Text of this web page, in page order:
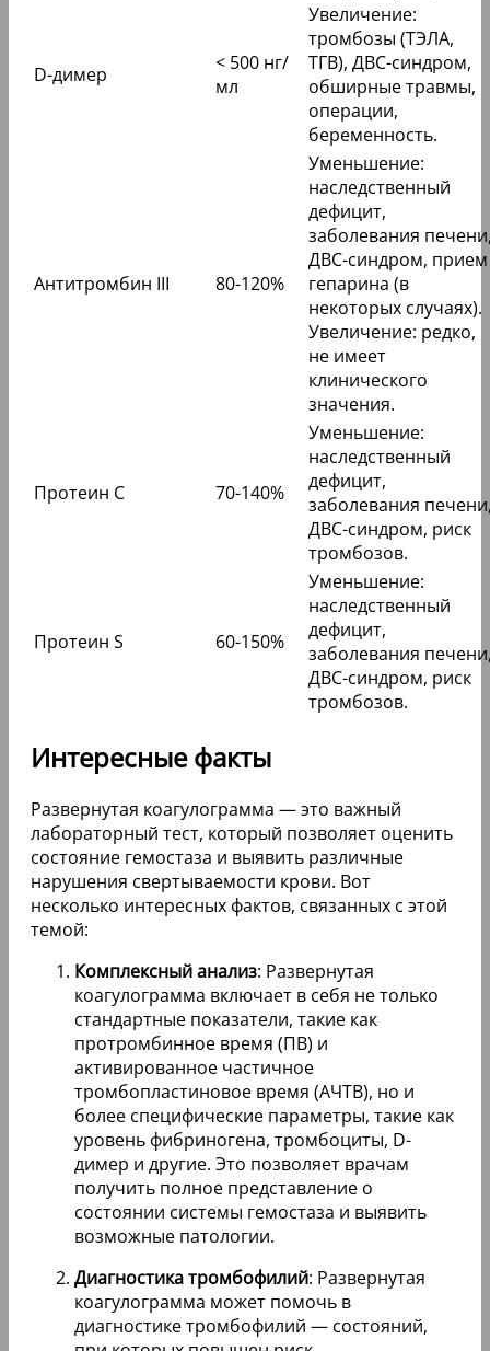
D-димер
< 500 нг/
мл
Увеличение:
тромбозы (ТЭЛА,
ТГВ), ДВС-синдром,
обширные травмы,
операции,
беременность.
Антитромбин III 80-120%
Уменьшение:
наследственный
дефицит,
заболевания
ДВС-синдром, прием
гепарина (в
некоторых случаях).
Увеличение: редко,
не имеет
клинического
значения.
Протеин С 70-140%
Уменьшение:
наследственный
дефицит,
заболевания
ДВС-синдром, риск
тромбозов.
Протеин S 60-150%
Уменьшение:
наследственный
дефицит,
заболевания
ДВС-синдром, риск
тромбозов.
Интересные факты
Развернутая коагулограмма — это важный
лабораторный тест, который позволяет оценить
состояние гемостаза и выявить различные
нарушения свертываемости крови. Вот
несколько интересных фактов, связанных с этой
темой:
Комплексный анализ: Развернутая
коагулограмма включает в себя не только
стандартные показатели, такие как
протромбинное время (ПВ) и
активированное частичное
тромбопластиновое время (АЧТВ), но и
более специфические параметры, такие как
уровень фибриногена, тромбоциты, D-
димер и другие. Это позволяет врачам
получить полное представление о
состоянии системы гемостаза и выявить
возможные патологии.
Диагностика тромбофилий: Развернутая
коагулограмма может помочь в
диагностике тромбофилий — состояний,